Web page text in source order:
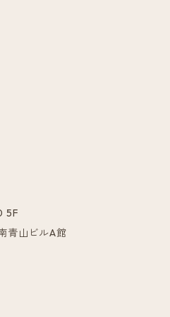
10 5F
青山ビルA館